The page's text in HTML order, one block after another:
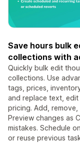
Save hours bulk
collections with
Quickly bulk edit
collections. Use
tags, prices,
and replace text,
pricing. Add,
Preview changes as
mistakes. Schedule
or reuse previous